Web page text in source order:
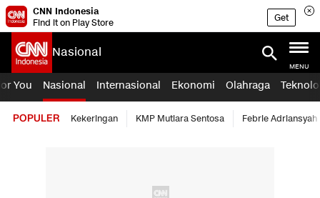
CNN Indonesia
Find it on Play Store
Get
Nasional
MENU
You Nasional Internasional Ekonomi Olahraga
POPULER Kekeringan KMP Mutiara Sentosa Febrie Adriansyah